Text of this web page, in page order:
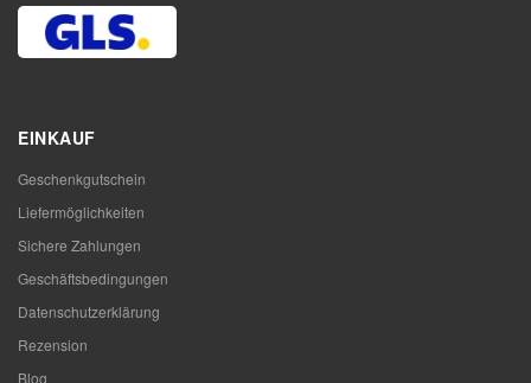
EINKAUF
Geschenkgutschein
Liefermöglichkeiten
Sichere Zahlungen
Geschäftsbedingungen
Datenschutzerklärung
Rezension
Blog